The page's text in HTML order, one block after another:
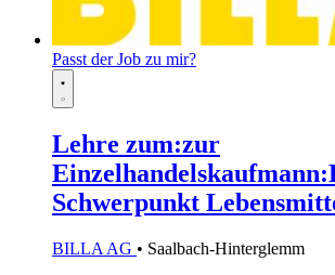
Passt der Job zu mir?
Lehre zum:zur
Schwerpunkt
BILLA AG • Saalbach-Hinterglemm